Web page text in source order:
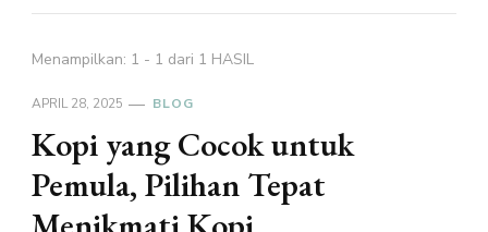
Menampilkan: 1 - 1 dari 1 HASIL
APRIL 28, 2025 BLOG
Kopi yang Cocok untuk
Pemula, Pilihan Tepat